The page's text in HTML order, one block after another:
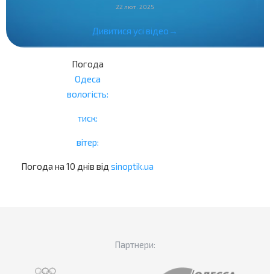
22 лют. 2025
Дивитися усі відео→
Погода
Одеса
вологість:
тиск:
вітер:
Погода на 10 днів від sinoptik.ua
Партнери: